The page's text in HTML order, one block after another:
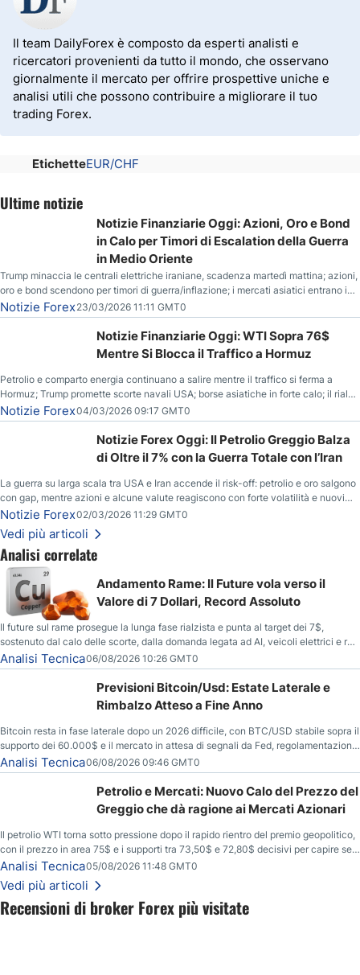
Il team DailyForex è composto da esperti analisti e
ricercatori provenienti da tutto il mondo, che osservano
giornalmente il mercato per offrire prospettive uniche e
analisi utili che possono contribuire a migliorare il tuo
trading Forex.
EtichetteEUR/CHF
Recensioni di broker Forex più visitate
Ultime notizie
Notizie Finanziarie Oggi: Azioni, Oro e Bond
in Calo per Timori di Escalation della Guerra
in Medio Oriente
Trump minaccia le centrali elettriche iraniane, scadenza martedì mattina; azioni,
oro e bond scendono per timori di guerra/inflazione; i mercati asiatici entrano in
correzione; il petrolio greggio resta stabile.
Notizie Forex23/03/2026 11:11 GMT0
Notizie Finanziarie Oggi: WTI Sopra 76$
Mentre Si Blocca il Traffico a Hormuz
Petrolio e comparto energia continuano a salire mentre il traffico si ferma a
Hormuz; Trump promette scorte navali USA; borse asiatiche in forte calo; il rialzo
del gas naturale mette pressione all’euro.
Notizie Forex04/03/2026 09:17 GMT0
Notizie Forex Oggi: Il Petrolio Greggio Balza
di Oltre il 7% con la Guerra Totale con l’Iran
La guerra su larga scala tra USA e Iran accende il risk-off: petrolio e oro salgono
con gap, mentre azioni e alcune valute reagiscono con forte volatilità e nuovi
livelli da monitorare.
Notizie Forex02/03/2026 11:29 GMT0
Vedi più articoli
Analisi correlate
Andamento Rame: Il Future vola verso il
Valore di 7 Dollari, Record Assoluto
Il future sul rame prosegue la lunga fase rialzista e punta al target dei 7$,
sostenuto dal calo delle scorte, dalla domanda legata ad AI, veicoli elettrici e reti
energetiche, e dai timori di deficit produttivo dal 2028.
Analisi Tecnica06/08/2026 10:26 GMT0
Previsioni Bitcoin/Usd: Estate Laterale e
Rimbalzo Atteso a Fine Anno
Bitcoin resta in fase laterale dopo un 2026 difficile, con BTC/USD stabile sopra il
supporto dei 60.000$ e il mercato in attesa di segnali da Fed, regolamentazione
USA ed elezioni di medio termine.
Analisi Tecnica06/08/2026 09:46 GMT0
Petrolio e Mercati: Nuovo Calo del Prezzo del
Greggio che dà ragione ai Mercati Azionari
Il petrolio WTI torna sotto pressione dopo il rapido rientro del premio geopolitico,
con il prezzo in area 75$ e i supporti tra 73,50$ e 72,80$ decisivi per capire se il
ribasso potrà estendersi verso quota 70$.
Analisi Tecnica05/08/2026 11:48 GMT0
Vedi più articoli